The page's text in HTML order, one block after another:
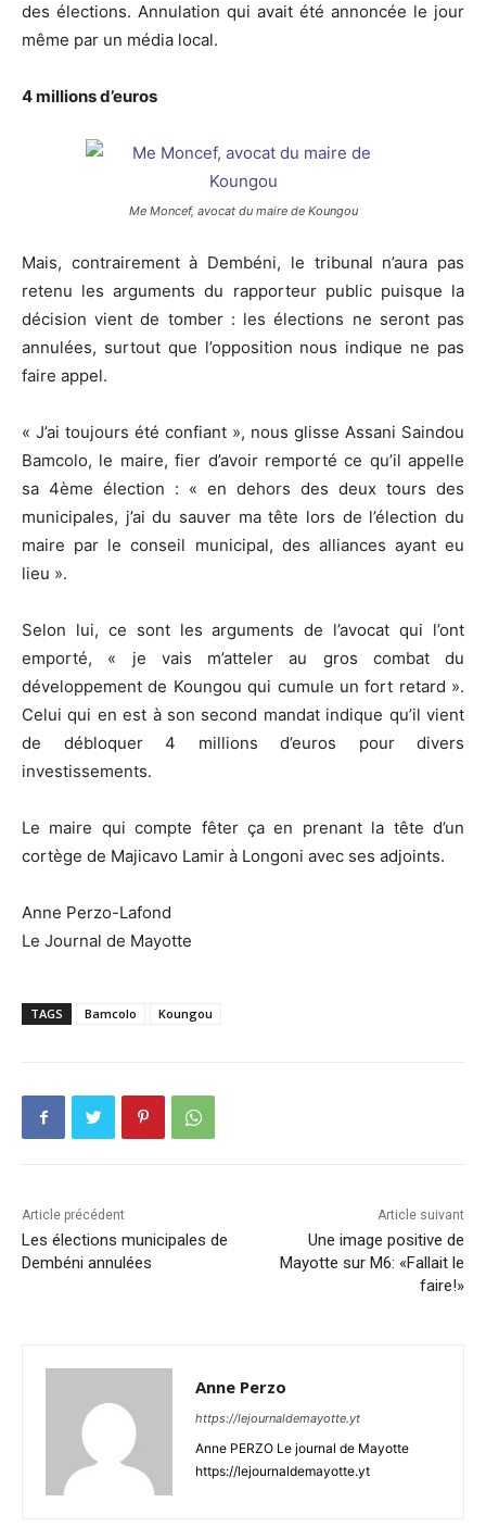
des élections. Annulation qui avait été annoncée le jour
même par un média local.
4 millions d’euros
Me Moncef, avocat du maire de Koungou
Mais, contrairement à Dembéni, le tribunal n’aura pas
retenu les arguments du rapporteur public puisque la
décision vient de tomber : les élections ne seront pas
annulées, surtout que l’opposition nous indique ne pas
faire appel.
« J’ai toujours été confiant », nous glisse Assani Saindou
Bamcolo, le maire, fier d’avoir remporté ce qu’il appelle
sa 4ème élection : « en dehors des deux tours des
municipales, j’ai du sauver ma tête lors de l’élection du
maire par le conseil municipal, des alliances ayant eu
lieu ».
Selon lui, ce sont les arguments de l’avocat qui l’ont
emporté, « je vais m’atteler au gros combat du
développement de Koungou qui cumule un fort retard ».
Celui qui en est à son second mandat indique qu’il vient
de débloquer 4 millions d’euros pour divers
investissements.
Le maire qui compte fêter ça en prenant la tête d’un
cortège de Majicavo Lamir à Longoni avec ses adjoints.
Anne Perzo-Lafond
Le Journal de Mayotte
TAGS Bamcolo Koungou
Article précédent
Les élections municipales de
Dembéni annulées
Article suivant
Une image positive de
Mayotte sur M6: «Fallait le
faire!»
Anne Perzo
https://lejournaldemayotte.yt
Anne PERZO Le journal de Mayotte
https://lejournaldemayotte.yt